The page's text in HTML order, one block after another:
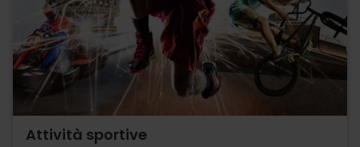
Attività sportive